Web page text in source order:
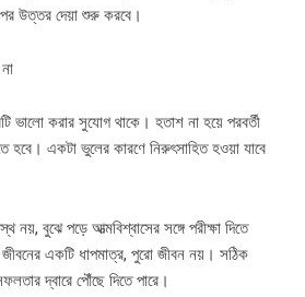
উত্তর দেয়া শুরু করবে।
ভালো করার সুযোগ থাকে। হতাশ না হয়ে পরবর্তী
হবে। একটা ভুলের কারণে নিরুৎসাহিত হওয়া যাবে
বুঝে পড়ে আত্মবিশ্বাসের সঙ্গে পরীক্ষা দিতে
একটি ধাপমাত্র, পুরো জীবন নয়। সঠিক
দ্বারে পৌঁছে দিতে পারে।